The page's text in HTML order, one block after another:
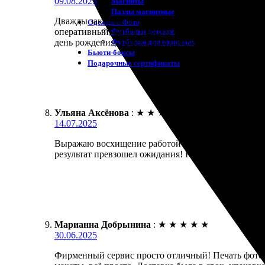
Пазлы магнитные
Одежда с Фото
Футболки детские
Футболки для взрослых
Бьюти-боксы
Подарочные сертификаты
Дважды заказывала фотокнигу и каждый раз все
оперативный, книга пришла быстро, упаковка
день рождения, эффект был потрясающий!
Ульяна Аксёнова : ★ ★ ★
14.07.2025
Выражаю восхищение работой компании. Заказала
результат превзошел ожидания! Качество на
Марианна Добрынина : ★ ★ ★ ★ ★
30.06.2025
Фирменный сервис просто отличный! Печать